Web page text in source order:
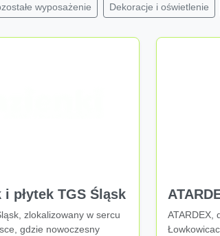
wyposażenie Dekoracje i oświetlenie
i płytek TGS Śląsk
zlokalizowany w sercu
gdzie nowoczesny
ATARDEX,